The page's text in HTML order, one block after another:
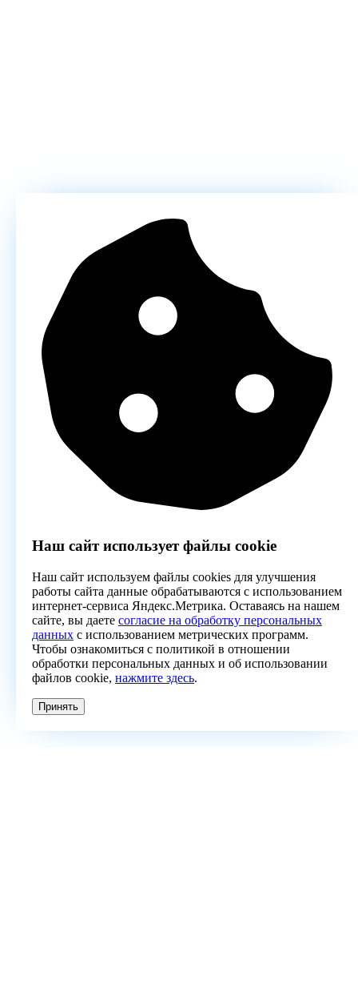
Наш сайт использует файлы cookie
Наш сайт используем файлы cookies для улучшения
работы сайта данные обрабатываются с использованием
интернет-сервиса Яндекс.Метрика. Оставаясь на нашем
сайте, вы даете согласие на обработку персональных
данных с использованием метрических программ.
Чтобы ознакомиться с политикой в отношении
обработки персональных данных и об использовании
файлов cookie, нажмите здесь.
Принять